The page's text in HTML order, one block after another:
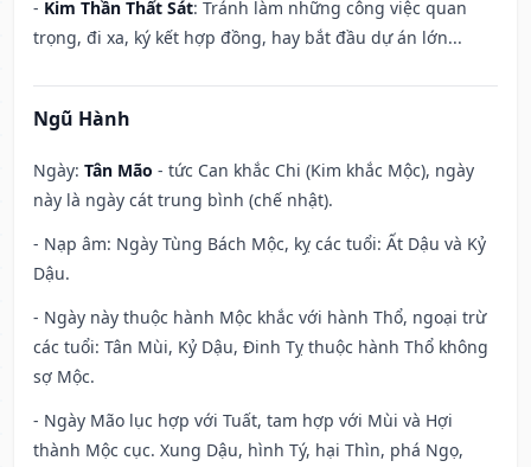
- Kim Thần Thất Sát: Tránh làm những công việc quan
trọng, đi xa, ký kết hợp đồng, hay bắt đầu dự án lớn...
Ngũ Hành
Ngày: Tân Mão - tức Can khắc Chi (Kim khắc Mộc), ngày
này là ngày cát trung bình (chế nhật).
- Nạp âm: Ngày Tùng Bách Mộc, kỵ các tuổi: Ất Dậu và Kỷ
Dậu.
- Ngày này thuộc hành Mộc khắc với hành Thổ, ngoại trừ
các tuổi: Tân Mùi, Kỷ Dậu, Đinh Tỵ thuộc hành Thổ không
sợ Mộc.
- Ngày Mão lục hợp với Tuất, tam hợp với Mùi và Hợi
thành Mộc cục. Xung Dậu, hình Tý, hại Thìn, phá Ngọ,